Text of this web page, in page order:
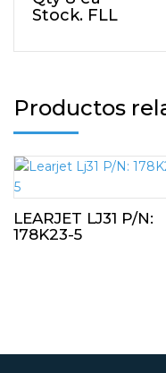
Stock. FLL
Productos
LEARJET LJ31 P/N:
178K23-5